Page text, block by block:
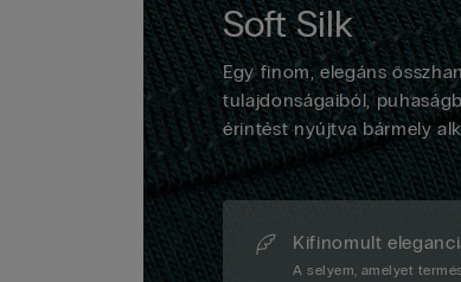
Soft Silk
Egy finom, elegáns
tulajdonságaiból,
érintést nyújtva bármely
Kifinomult
A selyem, amelyet